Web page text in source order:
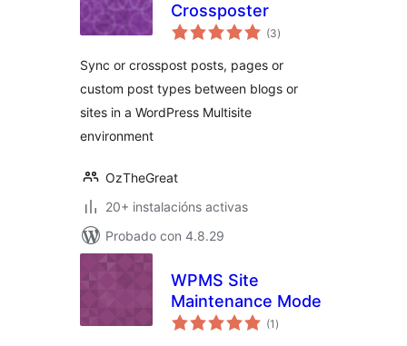
Crossposter
(3valoracións
totais
)
Sync or crosspost posts, pages or
custom post types between blogs or
sites in a WordPress Multisite
environment
OzTheGreat
20+ instalacións activas
Probado con 4.8.29
WPMS Site
Maintenance Mode
(1 valoracións
totais
)